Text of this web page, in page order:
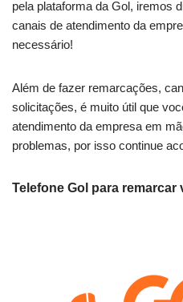
pela plataforma da Gol, iremos
canais de atendimento da
necessário!
Além de fazer remarcações,
solicitações, é muito útil que
atendimento da empresa em
problemas, por isso continue
Telefone Gol para remarcar